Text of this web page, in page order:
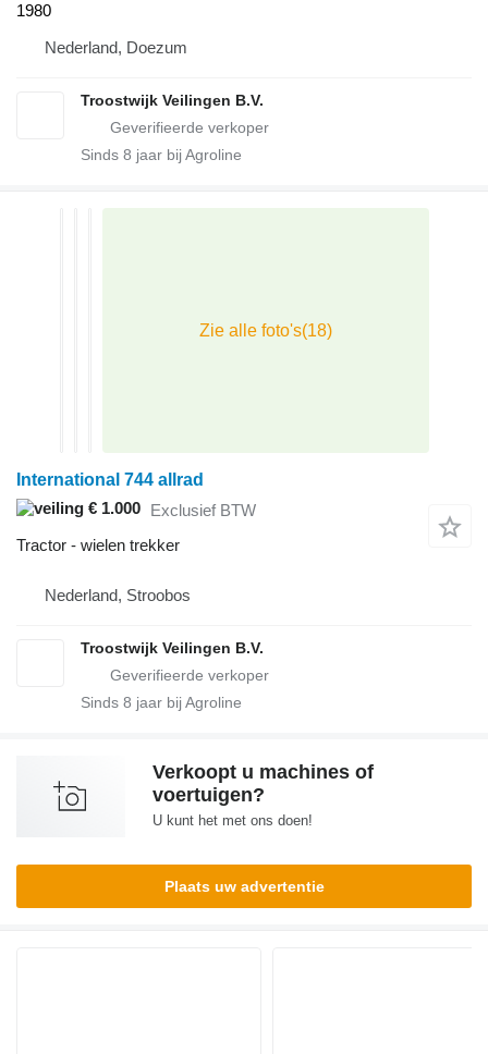
1980
Nederland, Doezum
Troostwijk Veilingen B.V.
Sinds 8 jaar bij Agroline
International 744 allrad
€ 1.000 Exclusief BTW
Tractor - wielen trekker
Nederland, Stroobos
Troostwijk Veilingen B.V.
Sinds 8 jaar bij Agroline
Verkoopt u machines of
voertuigen?
U kunt het met ons doen!
Plaats uw advertentie